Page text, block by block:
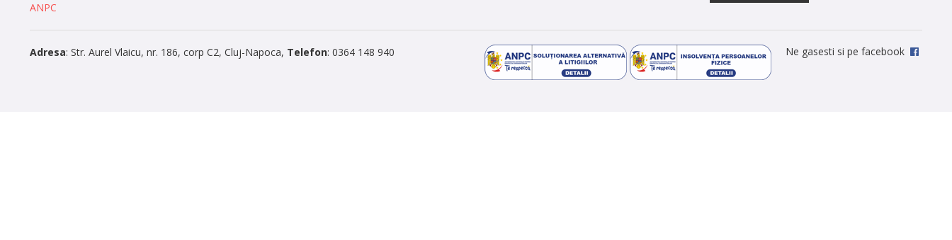
ANPC
Adresa: Str. Aurel Vlaicu, nr. 186, corp C2, Cluj-Napoca, Telefon: 0364 148 940 Ne gasesti si pe facebook